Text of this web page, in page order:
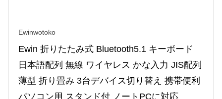
Ewinwotoko
Ewin 折りたたみ式 Bluetooth5.1 キーボード
日本語配列 無線 ワイヤレス かな入力 JIS配列
薄型 折り畳み 3台デバイス切り替え 携帯便利
パソコン用 スタンド付 ノートPCに対応